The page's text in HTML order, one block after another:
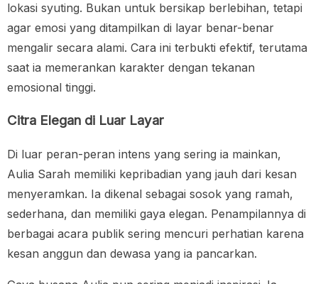
lokasi syuting. Bukan untuk bersikap berlebihan, tetapi
agar emosi yang ditampilkan di layar benar-benar
mengalir secara alami. Cara ini terbukti efektif, terutama
saat ia memerankan karakter dengan tekanan
emosional tinggi.
Citra Elegan di Luar Layar
Di luar peran-peran intens yang sering ia mainkan,
Aulia Sarah memiliki kepribadian yang jauh dari kesan
menyeramkan. Ia dikenal sebagai sosok yang ramah,
sederhana, dan memiliki gaya elegan. Penampilannya di
berbagai acara publik sering mencuri perhatian karena
kesan anggun dan dewasa yang ia pancarkan.